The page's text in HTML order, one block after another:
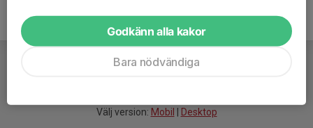
Välj version: Mobil Desktop
Godkänn alla kakor
Bara nödvändiga